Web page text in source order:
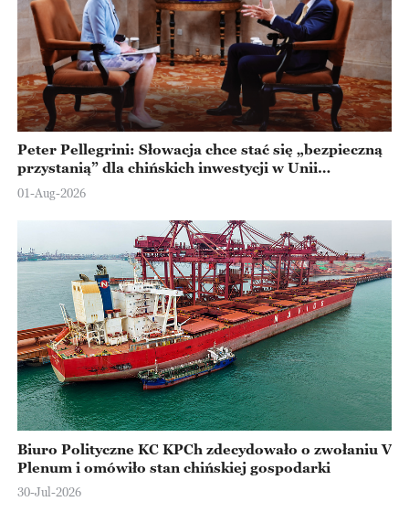
Peter Pellegrini: Słowacja chce stać się „bezpieczną
przystanią” dla chińskich inwestycji w Unii
Europejskiej
01-Aug-2026
Biuro Polityczne KC KPCh zdecydowało o zwołaniu V
Plenum i omówiło stan chińskiej gospodarki
30-Jul-2026